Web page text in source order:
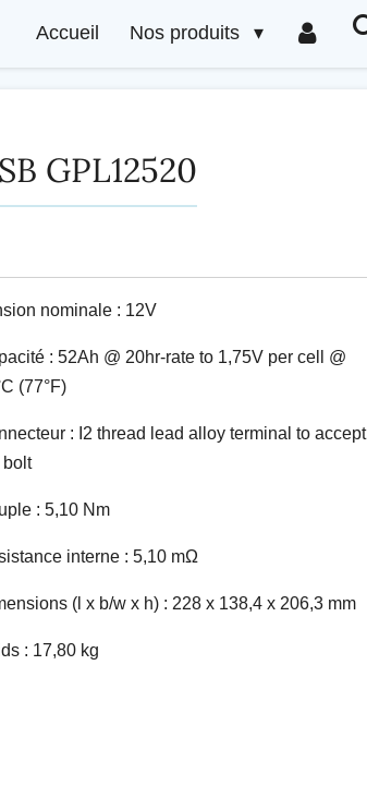
Accueil Nos produits
GPL12520
nominale : 12V
: 52Ah @ 20hr-rate to 1,75V per cell @
(77°F)
: I2 thread lead alloy terminal to accept
bolt
: 5,10 Nm
interne : 5,10 mΩ
(l x b/w x h) : 228 x 138,4 x 206,3 mm
: 17,80 kg